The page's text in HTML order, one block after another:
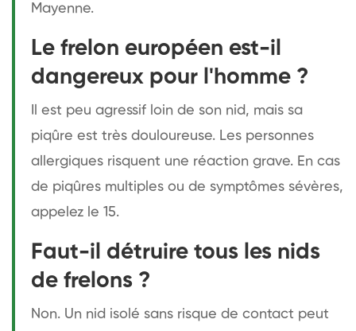
Mayenne.
Le frelon européen est-il
dangereux pour l'homme ?
Il est peu agressif loin de son nid, mais sa
piqûre est très douloureuse. Les personnes
allergiques risquent une réaction grave. En cas
de piqûres multiples ou de symptômes sévères,
appelez le 15.
Faut-il détruire tous les nids
de frelons ?
Non. Un nid isolé sans risque de contact peut